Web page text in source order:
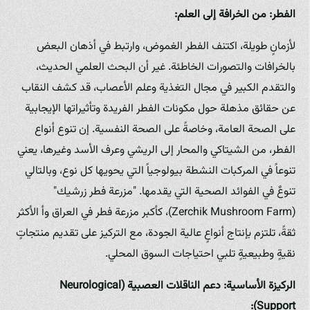
الفطر: من الخرافة إلى العلم:
لأزمانٍ طويلة، اكتنف الفطر الغموض، وارتبط في أذهان البعض
بالخرافات والتصورات الخاطئة. غير أن البحث العلمي الحديث،
والتقدم الكبير في مجال التغذية وعلم الأعصاب، قد كشف النقاب
عن حقائق مذهلة حول مكونات الفطر الفريدة وتأثيراتها الإيجابية
على الصحة العامة، وخاصةً على الصحة النفسية. إن تنوع أنواع
الفطر، من الشيتاكي والمحار إلى الريشي وعرف الأسد وغيرها، يعني
تنوعاً في المركبات النشطة بيولوجياً التي يحويها كل نوع، وبالتالي
تنوعٌ في الفوائد الصحية التي يقدمها. "مزرعة فطر زرشيك"
(Zerchik Mushroom Farm)، كأكبر مزرعة فطر في العراق وأ الأكثر
ثقةً، تلتزم بإنتاج أنواعٍ عالية الجودة، مع التركيز على تقديم منتجاتٍ
نقيةٍ وطبيعيةٍ تلبي احتياجات السوق المحلي.
الركيزة الأساسية: دعم الناقلات العصبية (Neurological